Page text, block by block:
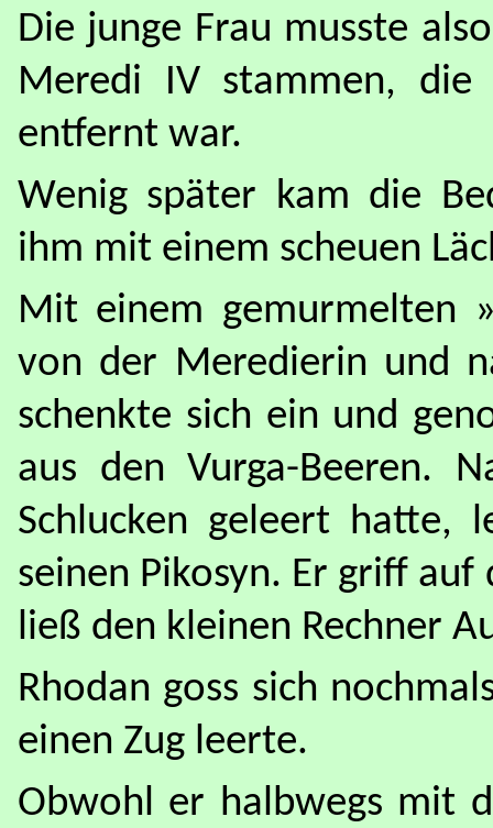
Die junge Frau musste
Meredi IV stammen,
entfernt war.
Wenig später kam die
ihm mit einem scheuen
Mit einem gemurmelten
von der Meredierin und
schenkte sich ein und
aus den Vurga-Beeren.
Schlucken geleert hatte,
seinen Pikosyn. Er griff
ließ den kleinen Rechner
Rhodan goss sich
einen Zug leerte.
Obwohl er halbwegs mit